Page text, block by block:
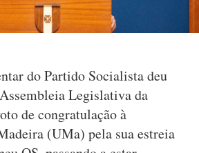
do Partido Socialista deu
Legislativa da
de congratulação à
(UMa) pela sua estreia